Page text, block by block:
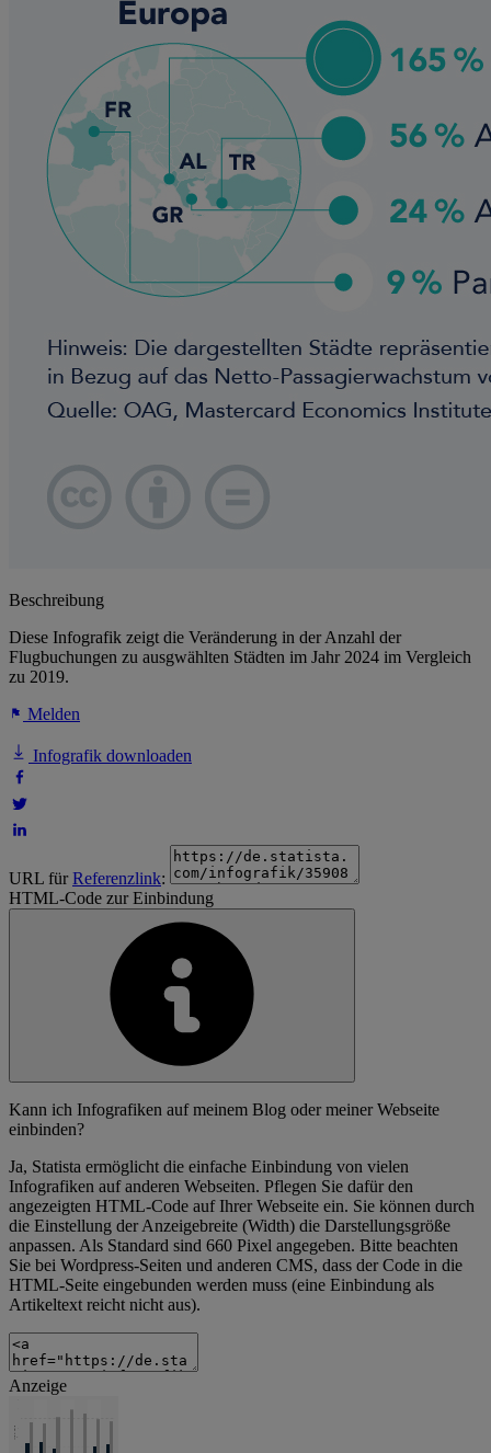
Beschreibung
Diese Infografik zeigt die Veränderung in der Anzahl der
Flugbuchungen zu ausgwählten Städten im Jahr 2024 im Vergleich
zu 2019.
Melden
Infografik downloaden
URL fürReferenzlink:
HTML-Code zur Einbindung
Kann ich Infografiken auf meinem Blog oder meiner Webseite
einbinden?
Ja, Statista ermöglicht die einfache Einbindung von vielen
Infografiken auf anderen Webseiten. Pflegen Sie dafür den
angezeigten HTML-Code auf Ihrer Webseite ein. Sie können durch
die Einstellung der Anzeigebreite (Width) die Darstellungsgröße
anpassen. Als Standard sind 660 Pixel angegeben. Bitte beachten
Sie bei Wordpress-Seiten und anderen CMS, dass der Code in die
HTML-Seite eingebunden werden muss (eine Einbindung als
Artikeltext reicht nicht aus).
Anzeige